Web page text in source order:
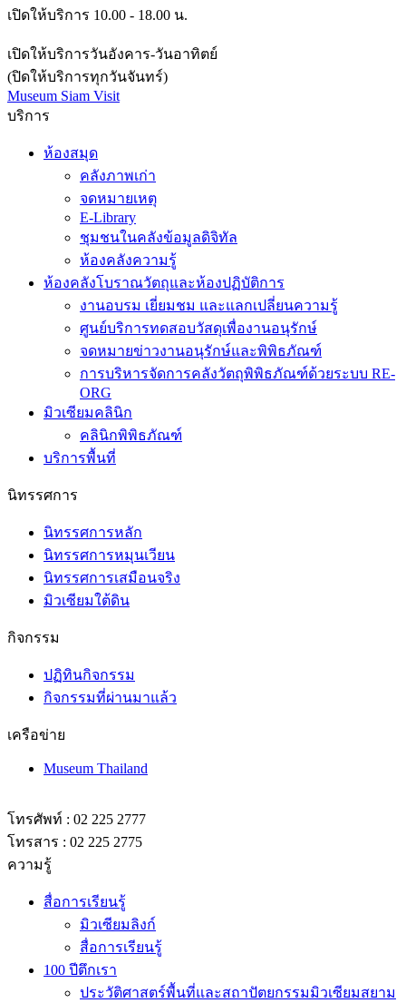
เปิดให้บริการ 10.00 - 18.00 น.
เปิดให้บริการวันอังคาร-วันอาทิตย์
(ปิดให้บริการทุกวันจันทร์)
Museum Siam Visit
บริการ
ห้องสมุด
คลังภาพเก่า
จดหมายเหตุ
E-Library
ชุมชนในคลังข้อมูลดิจิทัล
ห้องคลังความรู้
ห้องคลังโบราณวัตถุและห้องปฏิบัติการ
งานอบรม เยี่ยมชม และแลกเปลี่ยนความรู้
ศูนย์บริการทดสอบวัสดุเพื่องานอนุรักษ์
จดหมายข่าวงานอนุรักษ์และพิพิธภัณฑ์
การบริหารจัดการคลังวัตถุพิพิธภัณฑ์ด้วยระบบ RE-
ORG
มิวเซียมคลินิก
คลินิกพิพิธภัณฑ์
บริการพื้นที่
นิทรรศการ
นิทรรศการหลัก
นิทรรศการหมุนเวียน
นิทรรศการเสมือนจริง
มิวเซียมใต้ดิน
กิจกรรม
ปฏิทินกิจกรรม
กิจกรรมที่ผ่านมาแล้ว
เครือข่าย
Museum Thailand
โทรศัพท์ : 02 225 2777
โทรสาร : 02 225 2775
ความรู้
สื่อการเรียนรู้
มิวเซียมลิงก์
สื่อการเรียนรู้
100 ปีตึกเรา
ประวัติศาสตร์พื้นที่และสถาปัตยกรรมมิวเซียมสยาม